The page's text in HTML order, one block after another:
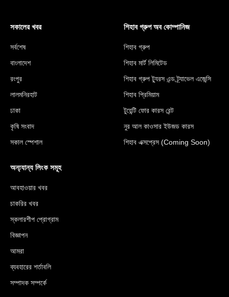
সকালের খবর
সর্বশেষ
বাংলাদেশ
রংপুর
লালমনিরহাট
ঢাকা
কৃষি সংবাদ
সকাল স্পেশাল
শিহাব গ্রুপ অব কোম্পানিজ
শিহাব গ্রুপ
শিহাব মার্ট লিমিটেড
শিহাব গ্রুপ ট্যুরস এন্ড ট্র্যাভেল এজেন্সি
শিহাব প্রিমিয়াম
টুয়েন্টি ফোর কারস রেন্ট
নুর আল কাওসার ইউজড কারস
শিহাব এক্সপ্রেস (Coming Soon)
অন্য্যান্য লিংক সমূহ
আবহাওয়ার খবর
চাকরির খবর
স্কলারশীপ প্রোগ্রাম
বিজ্ঞাপন
আমরা
ব্যবহারের শর্তাবলি
সম্পাদক সম্পর্কে